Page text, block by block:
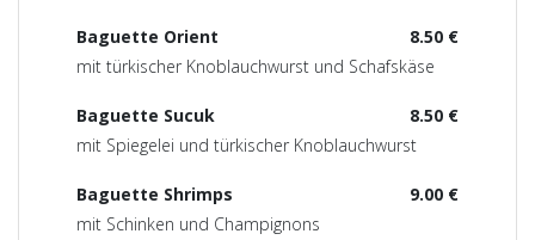
8.50 €
Baguette Orient
mit türkischer Knoblauchwurst und Schafskäse
8.50 €
Baguette Sucuk
mit Spiegelei und türkischer Knoblauchwurst
9.00 €
Baguette Shrimps
mit Schinken und Champignons